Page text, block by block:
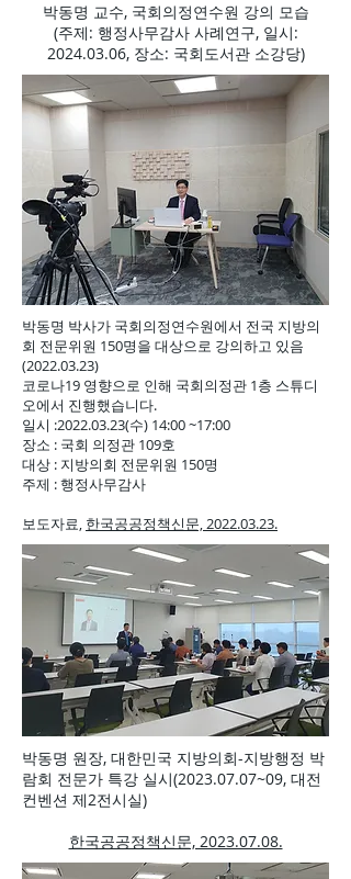
박동명 교수, 국회의정연수원 강의 모습
(주제: 행정사무감사 사례연구, 일시:
2024.03.06, 장소: 국회도서관 소강당)
박동명 박사가 국회의정연수원에서 전국 지방의
회 전문위원 150명을 대상으로 강의하고 있음
(2022.03.23)
코로나19 영향으로 인해 국회의정관 1층 스튜디
오에서 진행했습니다.
일시 :2022.03.23(수) 14:00 ~17:00
장소 : 국회 의정관 109호
대상 : 지방의회 전문위원 150명
주제 : 행정사무감사
​보도자료, 한국공공정책신문, 2022.03.23.
박동명 원장, 대한민국 지방의회-지방행정 박
람회 전문가 특강 실시(2023.07.07~09, 대전
컨벤션 제2전시실)
​한국공공정책신문, 2023.07.08.